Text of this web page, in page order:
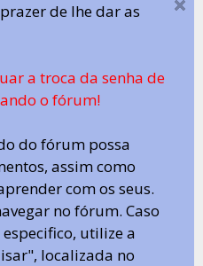
de lhe dar as
a troca da senha de
o fórum!
do fórum possa
assim como
com os seus.
no fórum. Caso
utilize a
localizada no